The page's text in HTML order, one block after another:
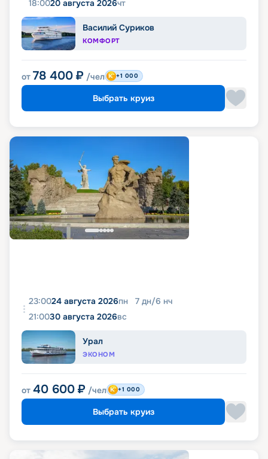
18:0020 августа 2026чт
Василий Суриков
КОМФОРТ
от 78 400 ₽ /чел +1 000
Выбрать круиз
23:0024 августа 2026пн 7 дн/6 нч
21:0030 августа 2026вс
Урал
ЭКОНОМ
от 40 600 ₽ /чел +1 000
Выбрать круиз